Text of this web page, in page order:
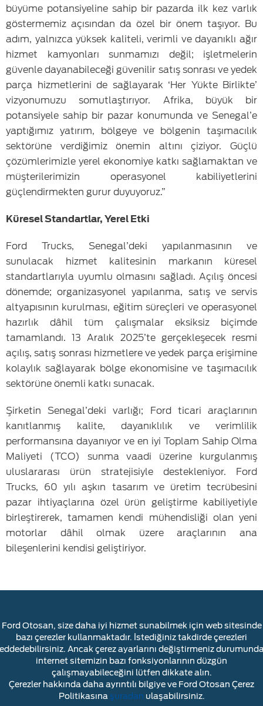
büyüme potansiyeline sahip bir pazarda ilk kez varlık
göstermemiz açısından da özel bir önem taşıyor. Bu
adım, yalnızca yüksek kaliteli, verimli ve dayanıklı ağır
hizmet kamyonları sunmamızı değil; işletmelerin
güvenle dayanabileceği güvenilir satış sonrası ve yedek
parça hizmetlerini de sağlayarak ‘Her Yükte Birlikte’
vizyonumuzu somutlaştırıyor. Afrika, büyük bir
potansiyele sahip bir pazar konumunda ve Senegal’e
yaptığımız yatırım, bölgeye ve bölgenin taşımacılık
sektörüne verdiğimiz önemin altını çiziyor. Güçlü
çözümlerimizle yerel ekonomiye katkı sağlamaktan ve
müşterilerimizin operasyonel kabiliyetlerini
güçlendirmekten gurur duyuyoruz.”
Küresel Standartlar, Yerel Etki
Ford Trucks, Senegal’deki yapılanmasının ve
sunulacak hizmet kalitesinin markanın küresel
standartlarıyla uyumlu olmasını sağladı. Açılış öncesi
dönemde; organizasyonel yapılanma, satış ve servis
altyapısının kurulması, eğitim süreçleri ve operasyonel
hazırlık dâhil tüm çalışmalar eksiksiz biçimde
tamamlandı. 13 Aralık 2025’te gerçekleşecek resmi
açılış, satış sonrası hizmetlere ve yedek parça erişimine
kolaylık sağlayarak bölge ekonomisine ve taşımacılık
sektörüne önemli katkı sunacak.
Şirketin Senegal’deki varlığı; Ford ticari araçlarının
kanıtlanmış kalite, dayanıklılık ve verimlilik
performansına dayanıyor ve en iyi Toplam Sahip Olma
Maliyeti (TCO) sunma vaadi üzerine kurgulanmış
uluslararası ürün stratejisiyle destekleniyor. Ford
Trucks, 60 yılı aşkın tasarım ve üretim tecrübesini
pazar ihtiyaçlarına özel ürün geliştirme kabiliyetiyle
birleştirerek, tamamen kendi mühendisliği olan yeni
motorlar dâhil olmak üzere araçlarının ana
bileşenlerini kendisi geliştiriyor.
YASAL UYARI
ÇEREZLER HAKKINDA
BİLGİ TOPLUMU HİZMETLERİ
İLETİŞİM
Ford Otosan, size daha iyi hizmet sunabilmek için web sitesinde
bazı çerezler kullanmaktadır. İstediğiniz takdirde çerezleri
Ancak çerez ayarlarını değiştirmeniz
internet sitemizin bazı fonksiyonlarının düzgün
çalışmayabileceğini lütfen dikkate alın.
Çerezler hakkında daha ayrıntılı bilgiye ve Ford Otosan Çerez
Politikasına şuradan ulaşabilirsiniz.